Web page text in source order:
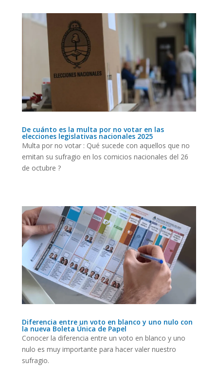
De cuánto es la multa por no votar en las
elecciones legislativas nacionales 2025
Multa por no votar : Qué sucede con aquellos que no
emitan su sufragio en los comicios nacionales del 26
de octubre ?
Diferencia entre un voto en blanco y uno nulo con
la nueva Boleta Única de Papel
Conocer la diferencia entre un voto en blanco y uno
nulo es muy importante para hacer valer nuestro
sufragio.